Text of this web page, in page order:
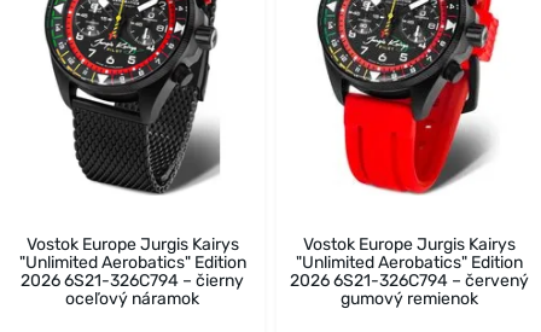
Vostok Europe Jurgis Kairys
"Unlimited Aerobatics" Edition
2026 6S21-326C794 – čierny
oceľový náramok
Vostok Europe Jurgis Kairys
"Unlimited Aerobatics" Edition
2026 6S21-326C794 – červený
gumový remienok